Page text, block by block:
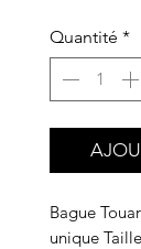
Quantité *
Bague
unique